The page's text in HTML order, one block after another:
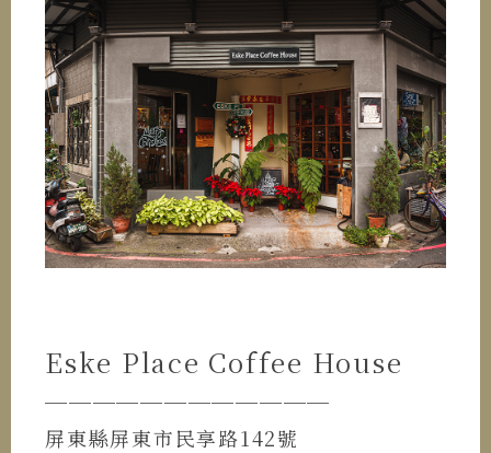
Eske Place Coffee House
────────────
屏東縣屏東市民享路142號